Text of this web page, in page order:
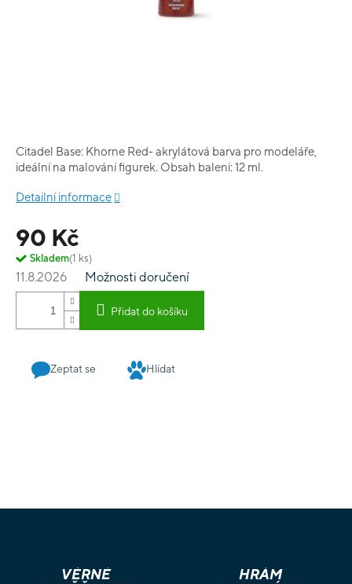
90 Kč
Skladem(1 ks)
11.8.2026 Možnosti doručení
Přidat do košíku
Citadel Base: Khorne Red- akrylátová barva pro modeláře,
ideální na malování figurek. Obsah balení: 12 ml.
Detailní informace
Zeptat se Hlídat
VĚRNÉ
HRÁM